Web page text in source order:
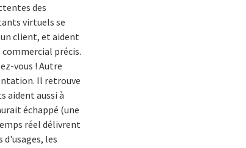
des
virtuels se
client, et aident
précis.
vous ! Autre
Il retrouve
aident aussi à
échappé (une
réel délivrent
d'usages, les